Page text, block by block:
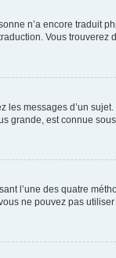
n’a encore traduit
Vous trouverez
messages d’un
est connue
l’une des quatre
ne pouvez pas